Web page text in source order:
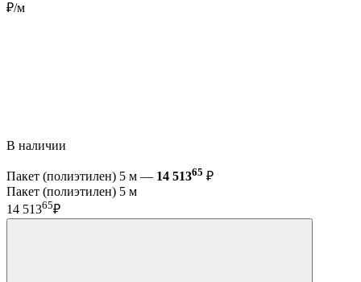
₽/м
В наличии
Пакет (полиэтилен) 5 м — 14 51365 ₽
Пакет (полиэтилен) 5 м
14 51365₽